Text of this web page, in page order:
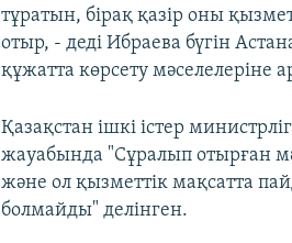
тұратын, бірақ қазір оны
отыр, - деді Ибраева бүгін
құжатта көрсету мәселелеріне
Қазақстан ішкі істер
жауабында "Сұралып отырған
және ол қызметтік мақсатта
болмайды" делінген.